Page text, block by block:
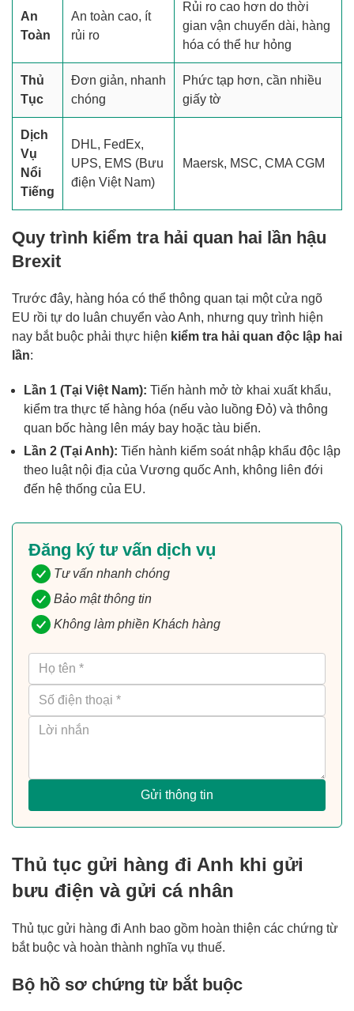
An
Toàn
An toàn cao, ít
rủi ro
Rủi ro cao hơn do thời
gian vận chuyển dài, hàng
hóa có thể hư hỏng
Thủ
Tục
Đơn giản, nhanh
chóng
Phức tạp hơn, cần nhiều
giấy tờ
Dịch
Vụ
Nổi
Tiếng
DHL, FedEx,
UPS, EMS (Bưu
điện Việt Nam)
Maersk, MSC, CMA CGM
Quy trình kiểm tra hải quan hai lần hậu
Brexit
Trước đây, hàng hóa có thể thông quan tại một cửa ngõ
EU rồi tự do luân chuyển vào Anh, nhưng quy trình hiện
nay bắt buộc phải thực hiện kiểm tra hải quan độc lập hai
lần:
Lần 1 (Tại Việt Nam): Tiến hành mở tờ khai xuất khẩu,
kiểm tra thực tế hàng hóa (nếu vào luồng Đỏ) và thông
quan bốc hàng lên máy bay hoặc tàu biển.
Lần 2 (Tại Anh): Tiến hành kiểm soát nhập khẩu độc lập
theo luật nội địa của Vương quốc Anh, không liên đới
đến hệ thống của EU.
Đăng ký tư vấn dịch vụ
Tư vấn nhanh chóng
Bảo mật thông tin
Không làm phiền Khách hàng
Gửi thông tin
Thủ tục gửi hàng đi Anh khi gửi
bưu điện và gửi cá nhân
Thủ tục gửi hàng đi Anh bao gồm hoàn thiện các chứng từ
bắt buộc và hoàn thành nghĩa vụ thuế.
Bộ hồ sơ chứng từ bắt buộc